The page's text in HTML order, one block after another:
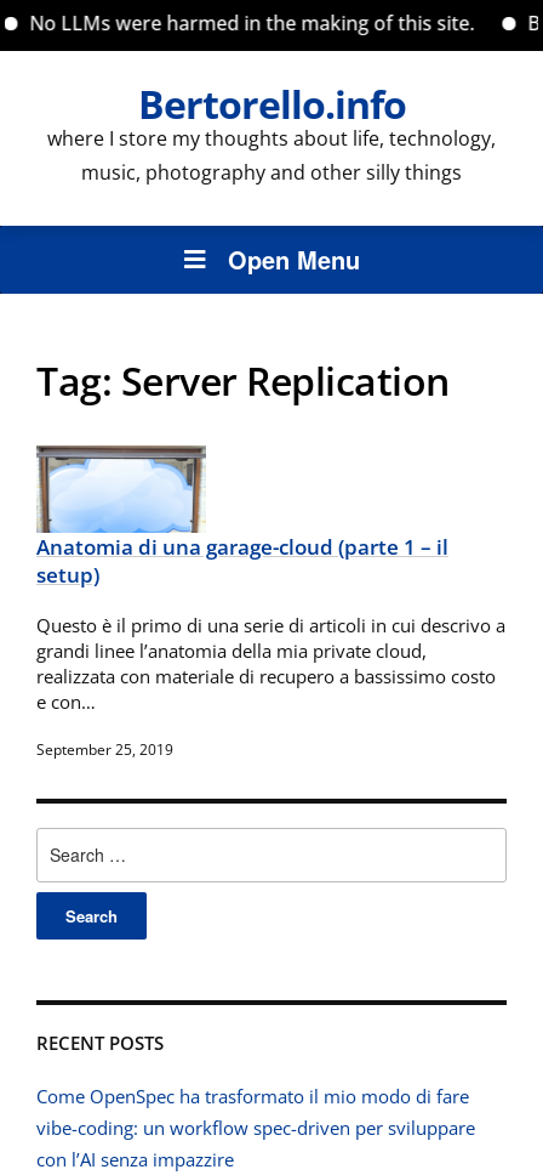
No LLMs were harmed in the making of this site.
Bertorello.info
where I store my thoughts about life, technology,
music, photography and other silly things
Open Menu
for:
RECENT POSTS
Come OpenSpec ha trasformato il mio modo di fare
vibe-coding: un workflow spec-driven per sviluppare
con l’AI senza impazzire
Tag: Server Replication
Anatomia di una garage-cloud (parte 1 – il
setup)
Questo è il primo di una serie di articoli in cui descrivo a
grandi linee l’anatomia della mia private cloud,
realizzata con materiale di recupero a bassissimo costo
e con…
September 25, 2019